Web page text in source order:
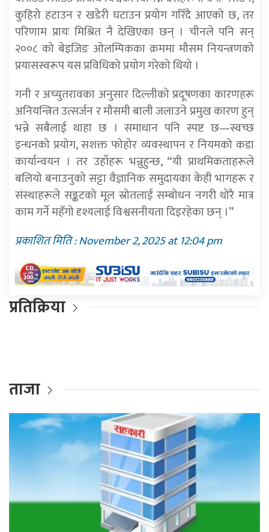
कुहिरो हटाउन र खडेरी घटाउन प्रयोग गरिँदै आएको छ, तर
परिणाम प्रायः मिश्रित नै देखिएका छन् । चीनले पनि सन्
२००८ को बेइजिङ ओलम्पिकका क्रममा मौसम नियन्त्रणको
प्रयासस्वरूप यस प्रविधिको प्रयोग गरेको थियो ।
गनी र अच्युतरावका अनुसार दिल्लीको प्रदूषणका कारणहरू
अनियन्त्रित उत्सर्जन र मौसमी बाली जलाउने प्रमुख कारण हुन्
भन्ने सबैलाई थाहा छ । समाधान पनि स्पष्ट छ—स्वच्छ
इन्धनको प्रयोग, सशक्त फोहोर व्यवस्थापन र नियमको कडा
कार्यान्वयन । तर उहाँहरू भन्नुहुन्छ, “यी प्राथमिकताहरूले
बलियो बनाउनुको सट्टा वैज्ञानिक समुदायका केही भागहरू र
संस्थाहरूले सङ्कटको मूल स्रोतलाई सम्बोधन नगरी थोरै मात्र
काम गर्ने महँगो दृश्यलाई विश्वसनीयता दिइरहेका छन् ।”
प्रकाशित मिति : November 2, 2025 at 12:04 pm
प्रतिक्रिया
ताजा